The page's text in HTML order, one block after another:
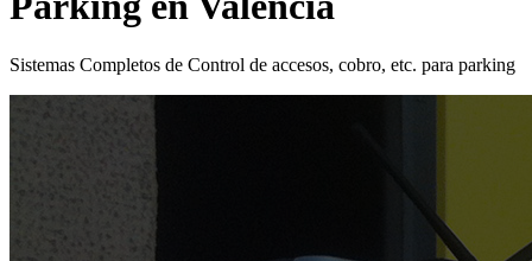
Sistemas Completos de Control de accesos, cobro, etc. para parking